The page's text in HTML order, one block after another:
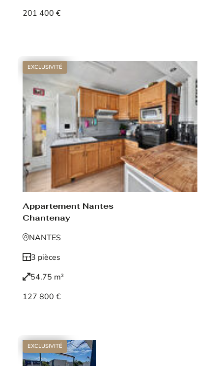
201 400 €
EXCLUSIVITÉ
Appartement Nantes
Chantenay
NANTES
3 pièces
54.75 m²
127 800 €
EXCLUSIVITÉ